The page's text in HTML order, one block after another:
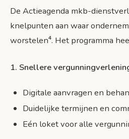
De Actieagenda mkb-
knelpunten aan waar
worstelen⁴. Het programma
1. Snellere
Digitale aanvragen en
Duidelijke termijnen en
Eén loket voor alle